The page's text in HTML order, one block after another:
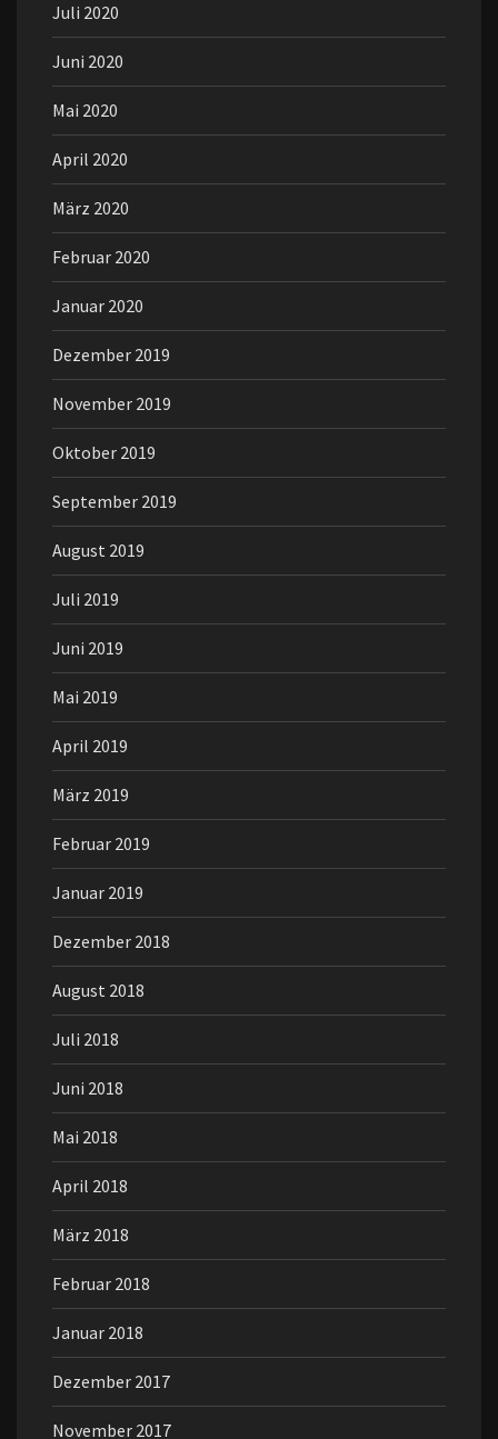
Juli 2020
Juni 2020
Mai 2020
April 2020
März 2020
Februar 2020
Januar 2020
Dezember 2019
November 2019
Oktober 2019
September 2019
August 2019
Juli 2019
Juni 2019
Mai 2019
April 2019
März 2019
Februar 2019
Januar 2019
Dezember 2018
August 2018
Juli 2018
Juni 2018
Mai 2018
April 2018
März 2018
Februar 2018
Januar 2018
Dezember 2017
November 2017